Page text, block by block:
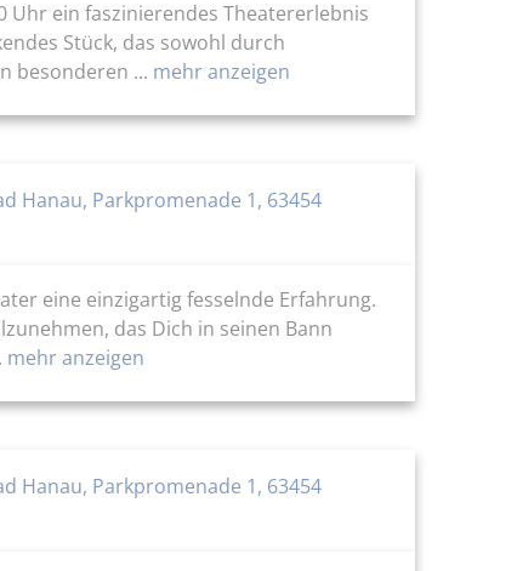
Uhr ein faszinierendes Theatererlebnis
Stück, das sowohl durch
besonderen ... mehr anzeigen
Hanau, Parkpromenade 1, 63454
eine einzigartig fesselnde Erfahrung.
das Dich in seinen Bann
mehr anzeigen
Hanau, Parkpromenade 1, 63454